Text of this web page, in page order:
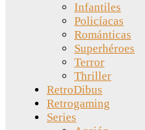
Infantiles
Policíacas
Románticas
Superhéroes
Terror
Thriller
RetroDibus
Retrogaming
Series